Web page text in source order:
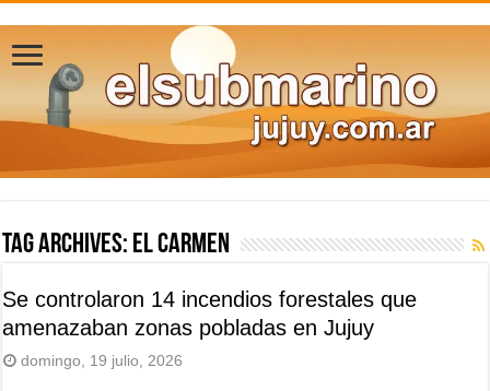
Tag Archives: El Carmen
Se controlaron 14 incendios forestales que
amenazaban zonas pobladas en Jujuy
domingo, 19 julio, 2026